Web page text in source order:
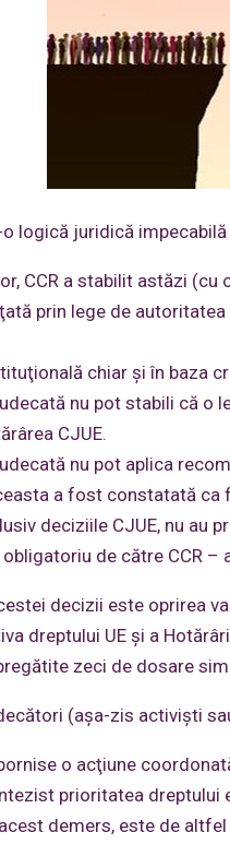
o logică juridică
CCR a stabilit astăzi
prin lege de
chiar şi în baza
nu pot stabili că o
CJUE.
nu pot aplica
a fost constatată ca
deciziile CJUE, nu
de către CCR –
decizii este oprirea
dreptului UE şi a
zeci de dosare
(aşa-zis activişti
o acţiune
prioritatea
demers, este de